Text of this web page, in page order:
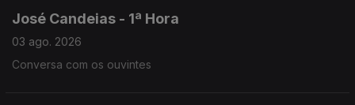
José Candeias - 1ª Hora
03 ago. 2026
Conversa com os ouvintes